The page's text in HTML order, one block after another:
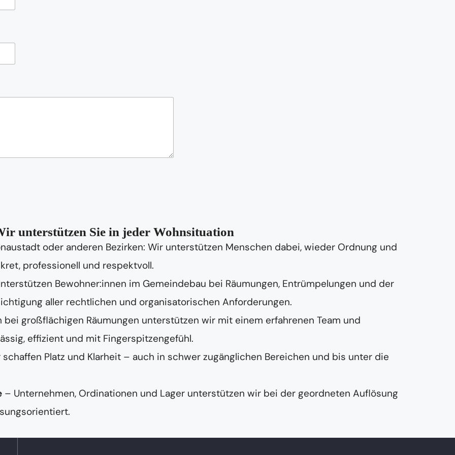
unterstützen Sie in jeder Wohnsituation
oder anderen Bezirken: Wir unterstützen Menschen dabei, wieder Ordnung und
professionell und respektvoll.
Bewohner:innen im Gemeindebau bei Räumungen, Entrümpelungen und der
aller rechtlichen und organisatorischen Anforderungen.
bei großflächigen Räumungen unterstützen wir mit einem erfahrenen Team und
effizient und mit Fingerspitzengefühl.
schaffen Platz und Klarheit – auch in schwer zugänglichen Bereichen und bis unter die
– Unternehmen, Ordinationen und Lager unterstützen wir bei der geordneten Auflösung